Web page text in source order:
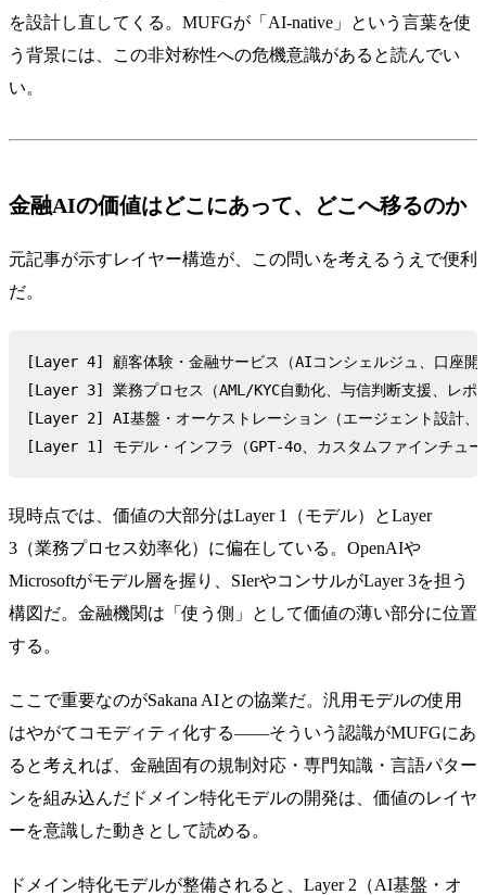
を設計し直してくる。MUFGが「AI-native」という言葉を使
う背景には、この非対称性への危機意識があると読んでい
い。
金融AIの価値はどこにあって、どこへ移るのか
元記事が示すレイヤー構造が、この問いを考えるうえで便利
だ。
[Layer 4] 顧客体験・金融サービス（AIコンシェルジュ、口座開
[Layer 3] 業務プロセス（AML/KYC自動化、与信判断支援、レポ
[Layer 2] AI基盤・オーケストレーション（エージェント設計、
現時点では、価値の大部分はLayer 1（モデル）とLayer
3（業務プロセス効率化）に偏在している。OpenAIや
Microsoftがモデル層を握り、SIerやコンサルがLayer 3を担う
構図だ。金融機関は「使う側」として価値の薄い部分に位置
する。
ここで重要なのがSakana AIとの協業だ。汎用モデルの使用
はやがてコモディティ化する——そういう認識がMUFGにあ
ると考えれば、金融固有の規制対応・専門知識・言語パター
ンを組み込んだドメイン特化モデルの開発は、価値のレイヤ
ーを意識した動きとして読める。
ドメイン特化モデルが整備されると、Layer 2（AI基盤・オ